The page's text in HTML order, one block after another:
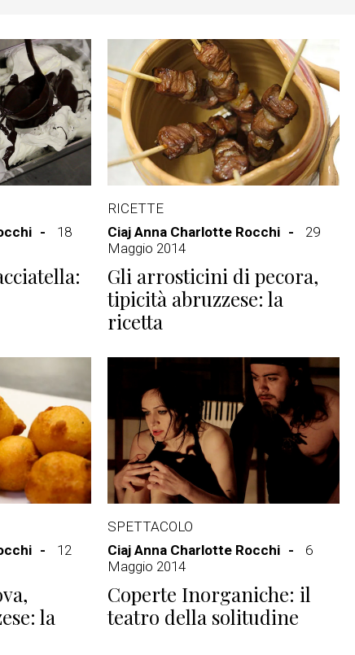
18
RICETTE
Ciaj Anna Charlotte Rocchi
29
Maggio 2014
Gli arrosticini di pecora,
tipicità abruzzese: la
ricetta
12
la
SPETTACOLO
Ciaj Anna Charlotte Rocchi
6
Maggio 2014
Coperte Inorganiche: il
teatro della solitudine